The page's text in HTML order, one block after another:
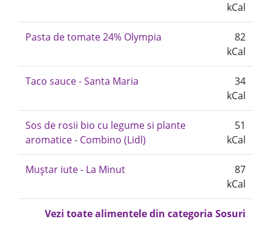
kCal
Pasta de tomate 24% Olympia
82
kCal
Taco sauce - Santa Maria
34
kCal
Sos de rosii bio cu legume si plante
aromatice - Combino (Lidl)
51
kCal
Muștar iute - La Minut
87
kCal
Vezi toate alimentele din categoria Sosuri